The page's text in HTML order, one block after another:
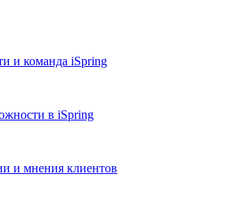
и команда iSpring
в iSpring
и мнения клиентов